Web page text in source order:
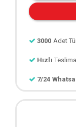
3000 Adet
Hızlı
7/24